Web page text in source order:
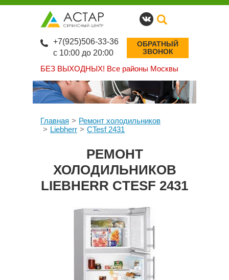
БЕЗ ВЫХОДНЫХ! Все районы Москвы
+7(925)506-33-36
с 10:00 до 20:00
ОБРАТНЫЙ
ЗВОНОК
Главная
Ремонт холодильников
Liebherr
CTesf 2431
РЕМОНТ
ХОЛОДИЛЬНИКОВ
LIEBHERR CTESF 2431